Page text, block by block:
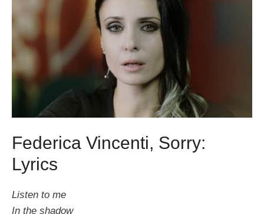
Federica Vincenti, Sorry:
Lyrics
Listen to me
In the shadow